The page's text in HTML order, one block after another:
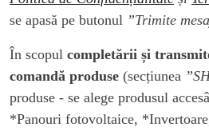
se apasă pe butonul ”Trimite
În scopul completării și
comandă produse (secțiunea
produse - se alege produsul
*Panouri fotovoltaice,